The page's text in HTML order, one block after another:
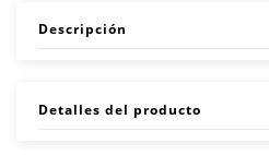
Descripción
Detalles del producto